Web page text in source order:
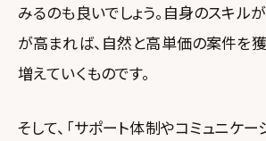
みるのも良いでしょう。自身のスキル
が高まれば、自然と高単価の案件を
増えていくものです。
そして、「サポート体制やコミュニケー